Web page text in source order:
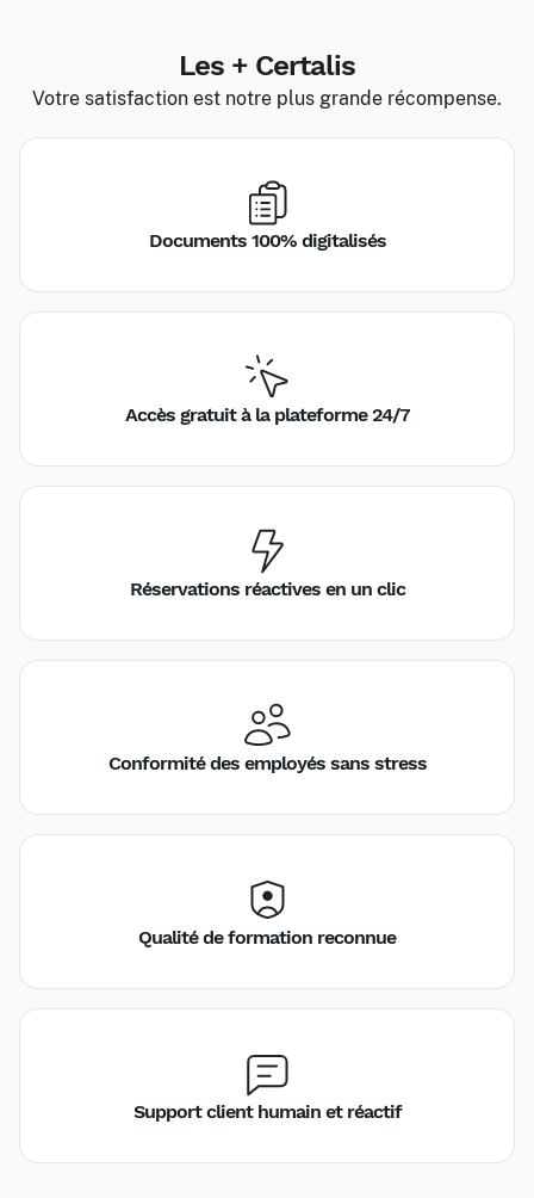
Les + Certalis
Votre satisfaction est notre plus grande récompense.
Documents 100% digitalisés
Accès gratuit à la plateforme 24/7
Réservations réactives en un clic
Conformité des employés sans stress
Qualité de formation reconnue
Support client humain et réactif